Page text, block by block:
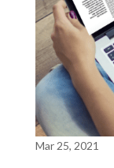
Mar 25, 2021